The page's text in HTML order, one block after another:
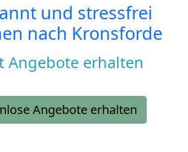
und stressfrei
nach Kronsforde
Angebote erhalten
Angebote erhalten